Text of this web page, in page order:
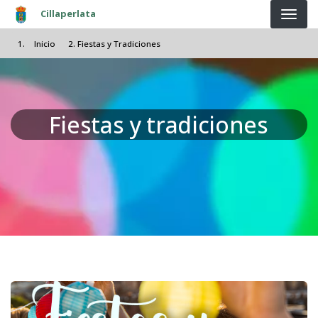
Pasar al contenido principal
Cillaperlata
Inicio Fiestas y Tradiciones
Fiestas y tradiciones